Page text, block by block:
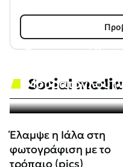
Social media
Το…
Μουράτογλου
Έλαμψε η Ιάλα στη
φωτογράφιση με το
τρόπαιο (pics)